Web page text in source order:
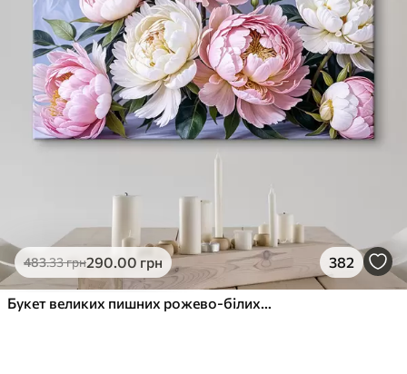
483.33грн290.00 грн 382
Букет великих пишних рожево-білих квітів півонії із зеленим листям на м’якому розмитому фоні